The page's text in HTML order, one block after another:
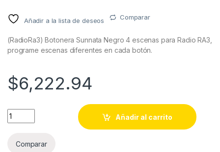
Añadir a la lista de deseos Comparar
(RadioRa3) Botonera Sunnata Negro 4 escenas para Radio RA3,
programe escenas diferentes en cada botón.
$6,222.94
(RadioRa3) Botonera Sunnata Negro 4 escenas para Radio
Añadir al carrito
Comparar